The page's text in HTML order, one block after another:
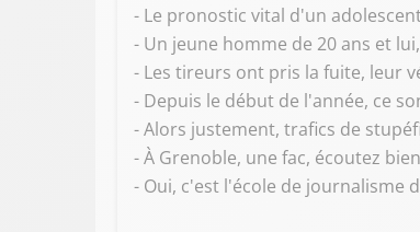
- Le pronostic vital d'un
- Un jeune homme de 20 ans et
- Les tireurs ont pris la fuite, leur
- Depuis le début de l'année, ce
- Alors justement, trafics de
- À Grenoble, une fac, écoutez
- Oui, c'est l'école de journalisme